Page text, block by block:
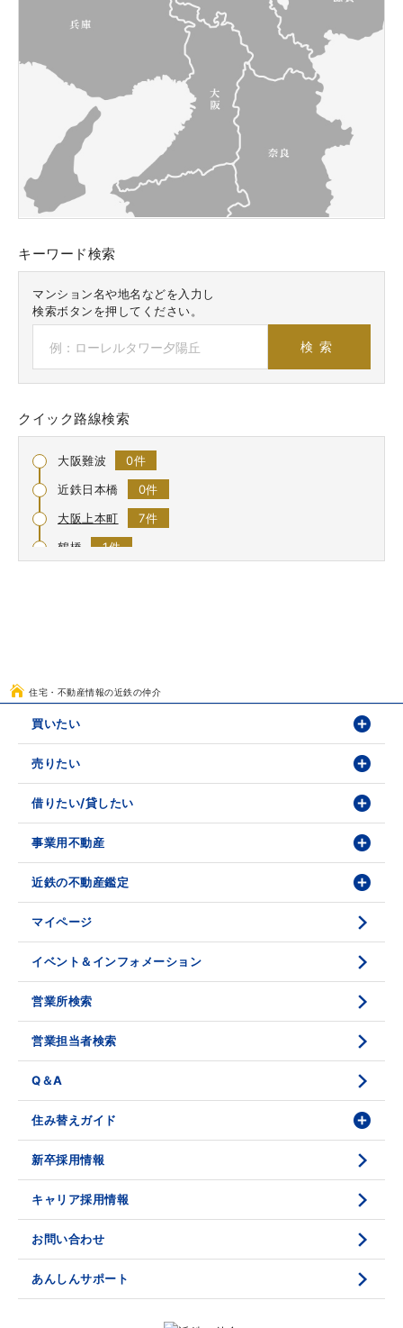
キーワード検索
マンション名や地名などを入力し
検索ボタンを押してください。
クイック路線検索
大阪難波
0件
近鉄日本橋
0件
大阪上本町
7件
鶴橋
1件
八戸ノ里
0件
若江岩田
河内花園
2件
瓢箪山
0件
枚岡
0件
額田
0件
石切
1件
生駒
富雄
0件
学園前
菖蒲池
5件
大和西大寺
4件
近鉄奈良
白庭台
学研北生駒
0件
学研奈良登美ヶ丘
住宅・不動産情報の近鉄の仲介
買いたい
物件検索
物件番号検索
投資・事業用検索
購入のお問い合わせ
売りたい
価格査定依頼
売却相談
借りたい/貸したい
賃貸物件検索
学園前賃貸センター
賃貸借のお問い合わせ
事業用不動産
購入・売却の流れ
収益不動産の取扱
底地の資産性
相続と不動産
不動産投資のQ＆A
近鉄の不動産鑑定
時価評価支援
鑑定評価ご相談例
鑑定評価の流れ
お問い合わせ・ご相談
鑑定センター紹介
マイページ
イベント＆インフォメーション
営業所検索
営業担当者検索
Q＆A
住み替えガイド
価格査定
媒介契約
売却活動
売却諸費用
購入のスケジュール
物件資料の読み方 1
物件資料の読み方 2
現地見学のポイント
新卒採用情報
キャリア採用情報
お問い合わせ
あんしんサポート